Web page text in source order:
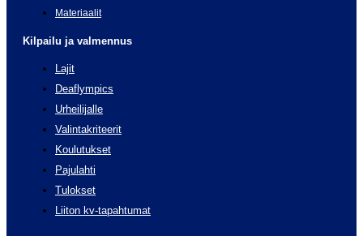
Materiaalit
Kilpailu ja valmennus
Lajit
Deaflympics
Urheilijalle
Valintakriteerit
Koulutukset
Pajulahti
Tulokset
Liiton kv-tapahtumat